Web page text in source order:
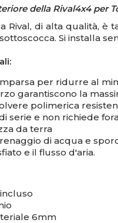
della Rival4x4 per
Rival, di alta qualità,
Si installa
per ridurre al
garantiscono la
polimerica
serie e non richiede
da terra
di acqua e
e il flusso d'aria.
6mm